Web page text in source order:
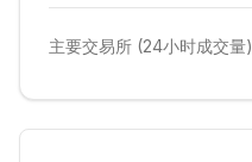
主要交易所 (24小时成交量)